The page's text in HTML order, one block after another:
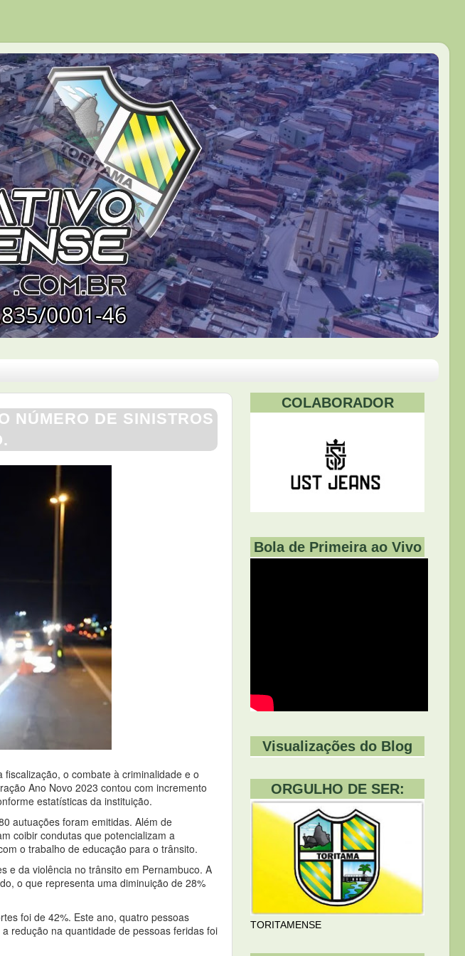
NÚMERO DE SINISTROS
o combate à criminalidade e o
Ano Novo 2023 contou com incremento
estatísticas da instituição.
autuações foram emitidas. Além de
coibir condutas que potencializam a
o trabalho de educação para o trânsito.
e da violência no trânsito em Pernambuco. A
o que representa uma diminuição de 28%
foi de 42%. Este ano, quatro pessoas
redução na quantidade de pessoas feridas foi
COLABORADOR
Bola de Primeira ao Vivo
Visualizações do Blog
ORGULHO DE SER:
TORITAMENSE